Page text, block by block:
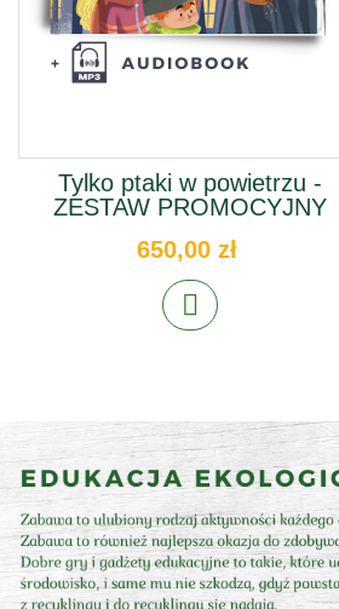
Tylko ptaki w powietrzu -
ZESTAW PROMOCYJNY
650,00 zł